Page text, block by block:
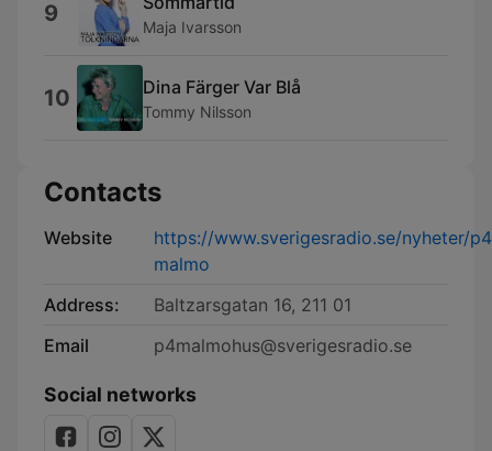
9 Maja Ivarsson
10 Dina Färger Var Blå
Tommy Nilsson
Contacts
Website
https://www.sverigesradio.se/nyheter/
malmo
Address:
Baltzarsgatan 16, 211 01
Email
p4malmohus@sverigesradio.se
Social networks